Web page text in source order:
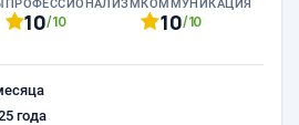
ПРОФЕССИОНАЛИЗМ
10/10
КОММУНИКАЦИЯ
10/10
года